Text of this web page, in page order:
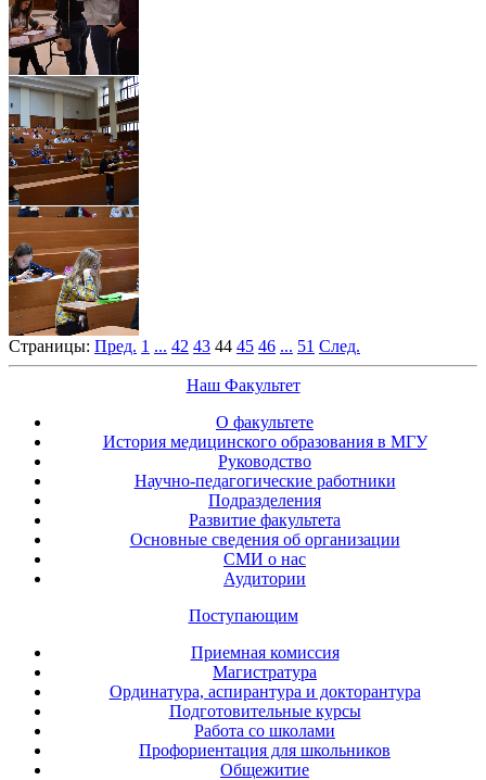
Страницы: Пред. 1 ... 42 43 44 45 46 ... 51 След.
Наш Факультет
О факультете
История медицинского образования в МГУ
Руководство
Научно-педагогические работники
Подразделения
Развитие факультета
Основные сведения об организации
СМИ о нас
Аудитории
Поступающим
Приемная комиссия
Магистратура
Ординатура, аспирантура и докторантура
Подготовительные курсы
Работа со школами
Профориентация для школьников
Общежитие